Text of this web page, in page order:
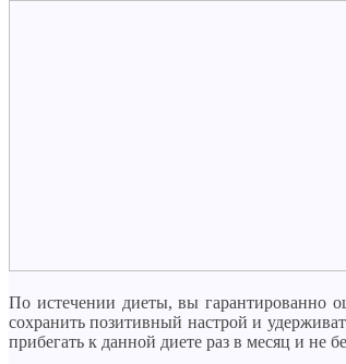
По истечении диеты, вы гарантированно
сохранить позитивный настрой и
прибегать к данной диете раз в месяц и не